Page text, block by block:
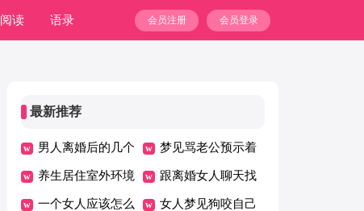
阅读 语录 会员登录
会员注册
最新推荐
男人离婚后的几个
阶段
梦见骂老公预示着
什么
养生居住室外环境
应注意哪几个方面
跟离婚女人聊天找
什么话题比较好
一个女人应该怎么 女人梦见狗咬自己